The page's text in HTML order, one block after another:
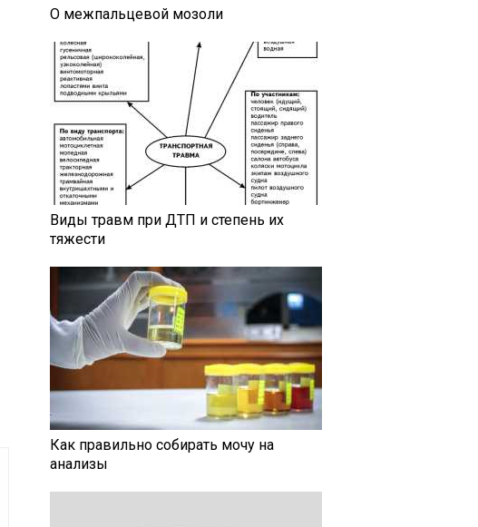
О межпальцевой мозоли
Виды травм при ДТП и степень их
тяжести
Как правильно собирать мочу на
анализы